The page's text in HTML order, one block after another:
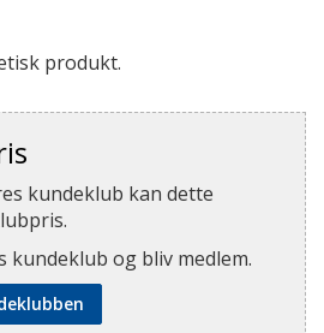
produkt.
kundeklub kan dette
kundeklub og bliv medlem.